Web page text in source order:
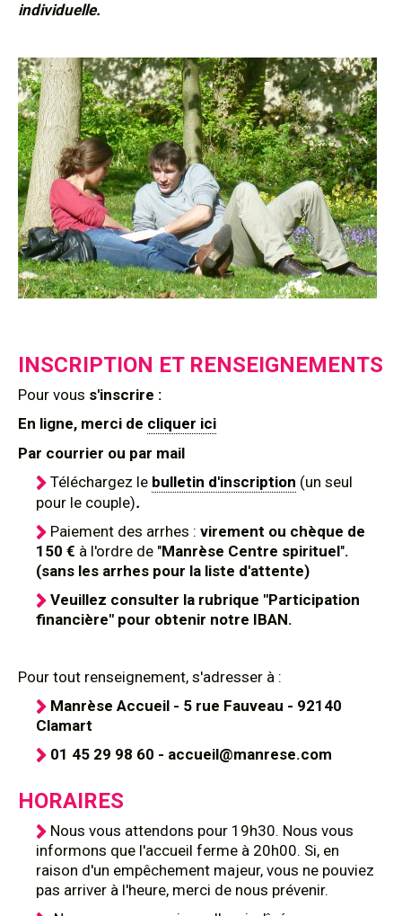
individuelle.
INSCRIPTION ET RENSEIGNEMENTS
Pour vous s'inscrire :
En ligne, merci de cliquer ici
Par courrier ou par mail
Téléchargez le bulletin d'inscription (un seul
pour le couple).
Paiement des arrhes : virement ou chèque de
150 € à l'ordre de "Manrèse Centre spirituel".
(sans les arrhes pour la liste d'attente)
Veuillez consulter la rubrique "Participation
financière" pour obtenir notre IBAN.
Pour tout renseignement, s'adresser à :
Manrèse Accueil - 5 rue Fauveau - 92140
Clamart
01 45 29 98 60 - accueil@manrese.com
HORAIRES
Nous vous attendons pour 19h30. Nous vous
informons que l'accueil ferme à 20h00. Si, en
raison d'un empêchement majeur, vous ne pouviez
pas arriver à l'heure, merci de nous prévenir.